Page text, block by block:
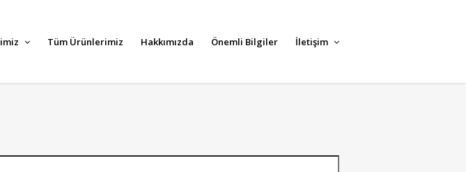
Tüm Ürünlerimiz Hakkımızda Önemli Bilgiler İletişim